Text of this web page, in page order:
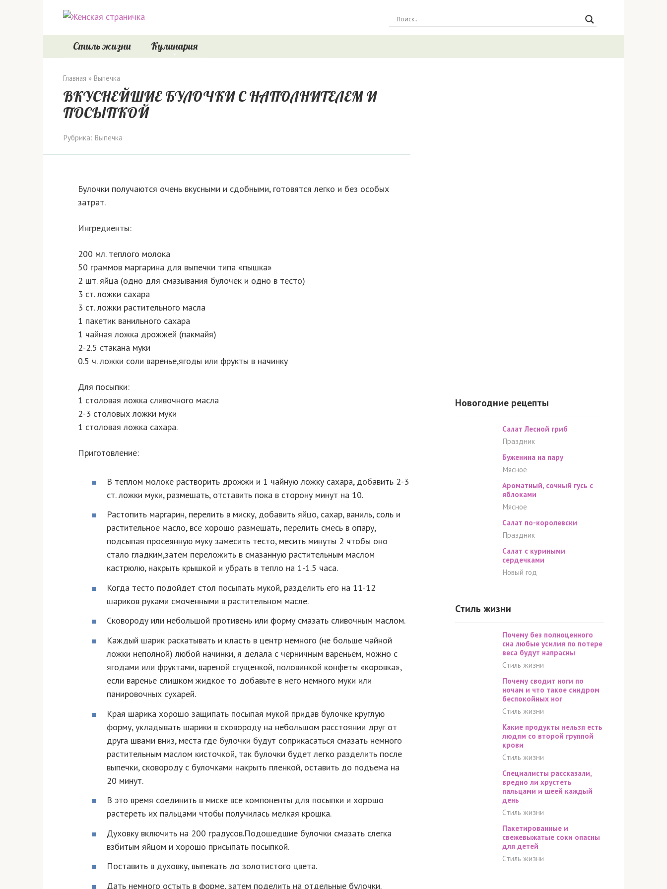
Стиль жизни Кулинария
Главная » Выпечка
ВКУСНЕЙШИЕ БУЛОЧКИ С НАПОЛНИТЕЛЕМ И
ПОСЫПКОЙ
Рубрика: Выпечка
Булочки получаются очень вкусными и сдобными, готовятся легко и без особых
затрат.
Ингредиенты:
200 мл. теплого молока
50 граммов маргарина для выпечки типа «пышка»
2 шт. яйца (одно для смазывания булочек и одно в тесто)
3 ст. ложки сахара
3 ст. ложки растительного масла
1 пакетик ванильного сахара
1 чайная ложка дрожжей (пакмайя)
2-2.5 стакана муки
0.5 ч. ложки соли варенье,ягоды или фрукты в начинку
Для посыпки:
1 столовая ложка сливочного масла
2-3 столовых ложки муки
1 столовая ложка сахара.
Приготовление:
В теплом молоке растворить дрожжи и 1 чайную ложку сахара, добавить 2-3
ст. ложки муки, размешать, отставить пока в сторону минут на 10.
Растопить маргарин, перелить в миску, добавить яйцо, сахар, ваниль, соль и
растительное масло, все хорошо размешать, перелить смесь в опару,
подсыпая просеянную муку замесить тесто, месить минуты 2 чтобы оно
стало гладким,затем переложить в смазанную растительным маслом
кастрюлю, накрыть крышкой и убрать в тепло на 1-1.5 часа.
Когда тесто подойдет стол посыпать мукой, разделить его на 11-12
шариков руками смоченными в растительном масле.
Сковороду или небольшой противень или форму смазать сливочным маслом.
Каждый шарик раскатывать и класть в центр немного (не больше чайной
ложки неполной) любой начинки, я делала с черничным вареньем, можно с
ягодами или фруктами, вареной сгущенкой, половинкой конфеты «коровка»,
если варенье слишком жидкое то добавьте в него немного муки или
панировочных сухарей.
Края шарика хорошо защипать посыпая мукой придав булочке круглую
форму, укладывать шарики в сковороду на небольшом расстоянии друг от
друга швами вниз, места где булочки будут соприкасаться смазать немного
растительным маслом кисточкой, так булочки будет легко разделить после
выпечки, сковороду с булочками накрыть пленкой, оставить до подъема на
20 минут.
В это время соединить в миске все компоненты для посыпки и хорошо
растереть их пальцами чтобы получилась мелкая крошка.
Духовку включить на 200 градусов.Подошедшие булочки смазать слегка
взбитым яйцом и хорошо присыпать посыпкой.
Поставить в духовку, выпекать до золотистого цвета.
Дать немного остыть в форме, затем поделить на отдельные булочки.
Новогодние рецепты
Салат Лесной гриб
Праздник
Буженина на пару
Мясное
Ароматный, сочный гусь с
яблоками
Мясное
Салат по-королевски
Праздник
Салат с куриными
сердечками
Новый год
Стиль жизни
Почему без полноценного
сна любые усилия по потере
веса будут напрасны
Стиль жизни
Почему сводит ноги по
ночам и что такое синдром
беспокойных ног
Стиль жизни
Какие продукты нельзя есть
людям со второй группой
крови
Стиль жизни
Специалисты рассказали,
вредно ли хрустеть
пальцами и шеей каждый
день
Стиль жизни
Пакетированные и
свежевыжатые соки опасны
для детей
Стиль жизни